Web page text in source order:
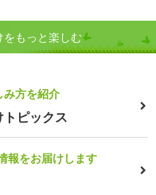
をもっと楽しむ
み方を紹介
ピックス
報をお届けします